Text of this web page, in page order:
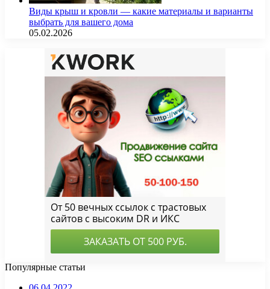
Виды крыш и кровли — какие материалы и варианты
выбрать для вашего дома
05.02.2026
Популярные статьи